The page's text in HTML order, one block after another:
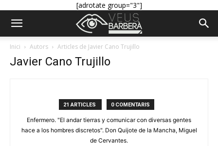
[adrotate group="3"]
Inici Autors Articles de Javier Cano Trujillo
Javier Cano Trujillo
21 ARTICLES 0 COMENTARIS
Enfermero. "El andar tierras y comunicar con diversas gentes
hace a los hombres discretos". Don Quijote de la Mancha, Miguel
de Cervantes.